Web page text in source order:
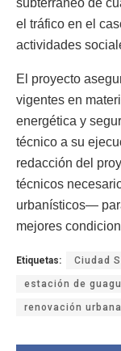
el tráfico en el
actividades
El proyecto
vigentes en
energética y
técnico a su
redacción del
técnicos
urbanísticos—
mejores
Etiquetas: Ciudad
estación de
renovación urbana